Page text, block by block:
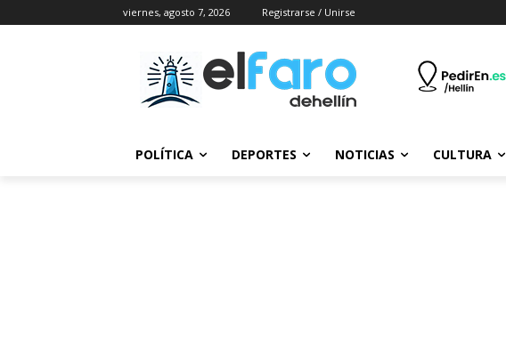
viernes, agosto 7, 2026 Registrarse / Unirse
POLÍTICA DEPORTES NOTICIAS CULTURA